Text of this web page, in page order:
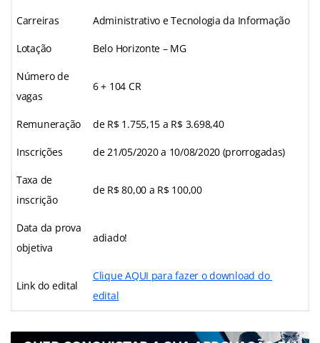
Carreiras Administrativo e Tecnologia da Informação
Lotação Belo Horizonte – MG
Número de
vagas
6 + 104 CR
Remuneração de R$ 1.755,15 a R$ 3.698,40
Inscrições de 21/05/2020 a 10/08/2020 (prorrogadas)
Taxa de
inscrição
de R$ 80,00 a R$ 100,00
Data da prova
objetiva
adiado!
Link do edital
Clique AQUI para fazer o download do
edital